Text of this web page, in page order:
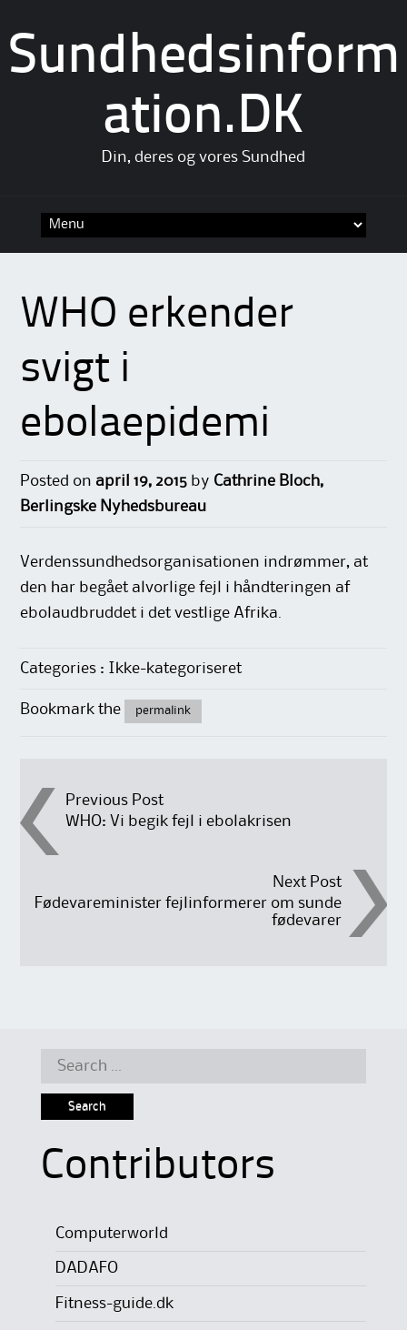
Sundhedsinform
ation.DK
Din, deres og vores Sundhed
WHO erkender
svigt i
ebolaepidemi
Posted on april 19, 2015 by Cathrine Bloch,
Berlingske Nyhedsbureau
Verdenssundhedsorganisationen indrømmer, at
den har begået alvorlige fejl i håndteringen af
ebolaudbruddet i det vestlige Afrika.
Categories : Ikke-kategoriseret
Bookmark the permalink
Post
navigation
Previous Post
WHO: Vi begik fejl i ebolakrisen
Next Post
Fødevareminister fejlinformerer om sunde
fødevarer
Search
Contributors
Computerworld
DADAFO
Fitness-guide.dk